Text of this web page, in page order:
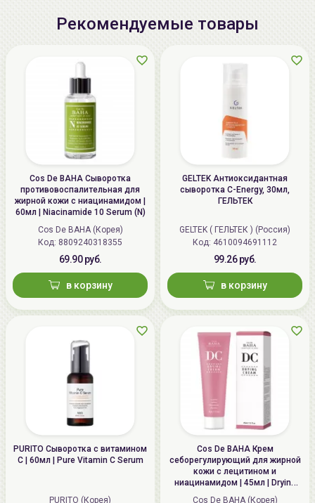
Рекомендуемые товары
Cos De BAHA Сыворотка
противовоспалительная для
жирной кожи с ниацинамидом |
60мл | Niacinamide 10 Serum (N)
Cos De BAHA (Корея)
Код: 8809240318355
69.90 руб.
в корзину
GELTEK Антиоксидантная
сыворотка C-Energy, 30мл,
ГЕЛЬТЕК
GELTEK ( ГЕЛЬТЕК ) (Россия)
Код: 4610094691112
99.26 руб.
в корзину
PURITO Сыворотка с витамином
С | 60мл | Pure Vitamin C Serum
PURITO (Корея)
Cos De BAHA Крем
себорегулирующий для жирной
кожи с лецитином и
ниацинамидом | 45мл | Drying
Cream (DC)
Cos De BAHA (Корея)